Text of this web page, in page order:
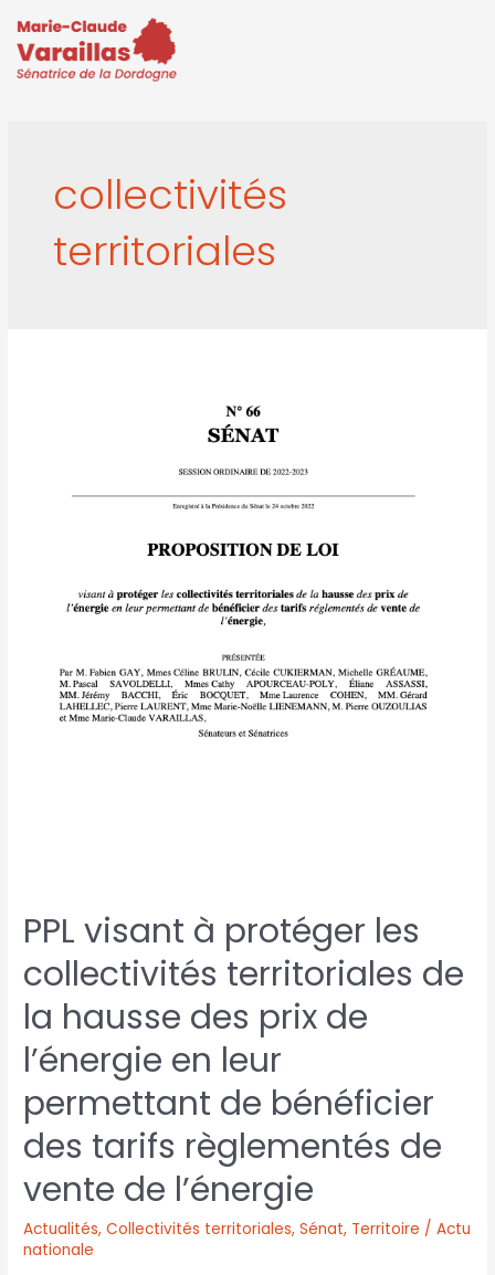
collectivités
territoriales
PPL visant à protéger les
collectivités territoriales de
la hausse des prix de
l’énergie en leur
permettant de bénéficier
des tarifs règlementés de
vente de l’énergie
Actualités,Collectivités territoriales,Sénat, Territoire / Actu
nationale